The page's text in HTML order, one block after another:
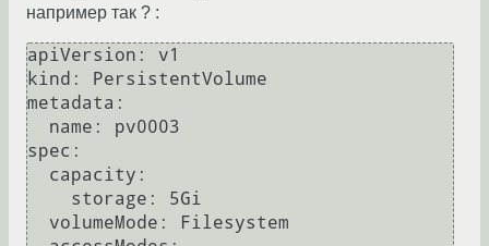
например так ? :
apiVersion: v1
kind: PersistentVolume
metadata:
spec: